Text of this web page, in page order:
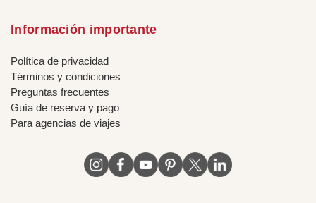
Información importante
Política de privacidad
Términos y condiciones
Preguntas frecuentes
Guía de reserva y pago
Para agencias de viajes